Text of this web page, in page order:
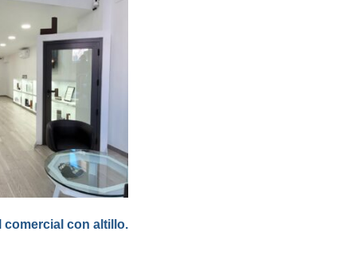
comercial con altillo.